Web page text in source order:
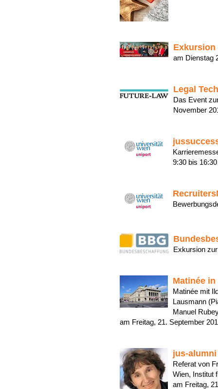
Exkursion
am
Legal
Das Event
November
9:30 bis
Exkursion
Matinée
Matinée mit
Lausmann
Manuel
am Freitag, 21. September
jus-
Referat von
Wien, Institut
am Freitag,